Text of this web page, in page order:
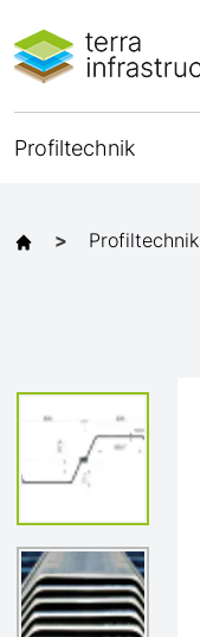
Profiltechnik
Profiltechnik